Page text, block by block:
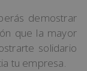
demostrar
que la mayor
solidario
tu empresa.